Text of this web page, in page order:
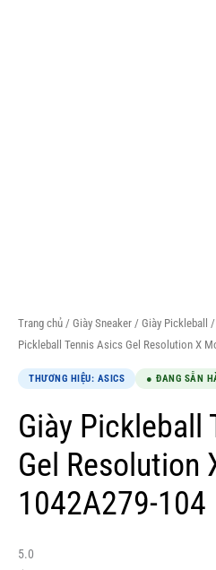
Trang chủ / Giày Sneaker / Giày Pickleball /
Pickleball Tennis Asics Gel Resolution X
THƯƠNG HIỆU: ASICS ● ĐANG SẴN
Giày Pickleball
Gel Resolution
1042A279-104
5.0